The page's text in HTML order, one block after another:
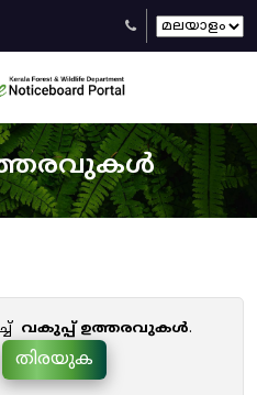
വകുപ്പ് ഉത്തരവുകൾ.
തിരയുക